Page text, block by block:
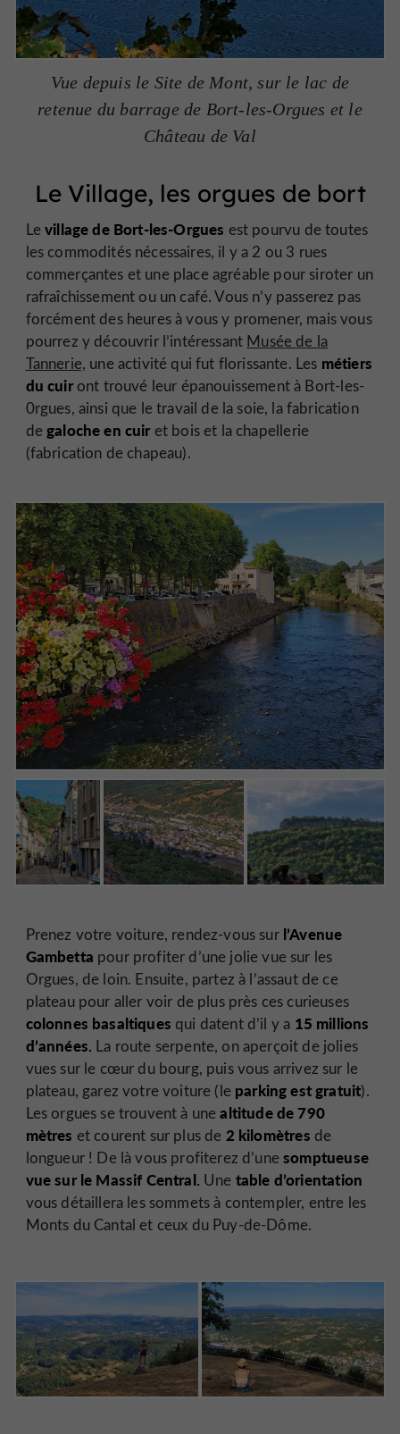
Vue depuis le Site de Mont, sur le lac de
retenue du barrage de Bort-les-Orgues et le
Château de Val
Le Village, les orgues de bort
Levillage de Bort-les-Orgues est pourvu de toutes
les commodités nécessaires, il y a 2 ou 3 rues
commerçantes et une place agréable pour siroter un
rafraîchissement ou un café. Vous n’y passerez pas
forcément des heures à vous y promener, mais vous
pourrez y découvrir l’intéressant Musée de la
Tannerie, une activité qui fut florissante. Les métiers
du cuiront trouvé leur épanouissement à Bort-les-
0rgues, ainsi que le travail de la soie, la fabrication
degaloche en cuiret bois et la chapellerie
(fabrication de chapeau).
Prenez votre voiture, rendez-vous sur l’Avenue
Gambetta pour profiter d’une jolie vue sur les
Orgues, de loin. Ensuite, partez à l’assaut de ce
plateau pour aller voir de plus près ces curieuses
colonnes basaltiques qui datent d’il y a 15 millions
d’années. La route serpente, on aperçoit de jolies
vues sur le cœur du bourg, puis vous arrivez sur le
plateau, garez votre voiture (le parking est gratuit).
Les orgues se trouvent à unealtitude de 790
mètres et courent sur plus de 2 kilomètres de
longueur ! De là vous profiterez d’unesomptueuse
vue sur le Massif Central. Une table d’orientation
vous détaillera les sommets à contempler, entre les
Monts du Cantal et ceux du Puy-de-Dôme.